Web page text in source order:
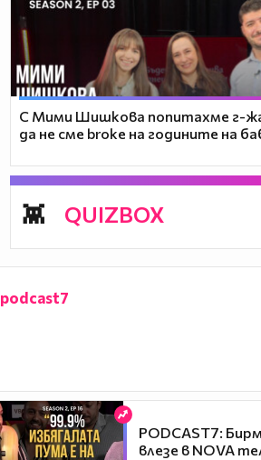
С Мими Шишкова попитахме г-
да не сме broke на годините на
QUIZBOX
podcast7
PODCAST7:
влезе в NOVA